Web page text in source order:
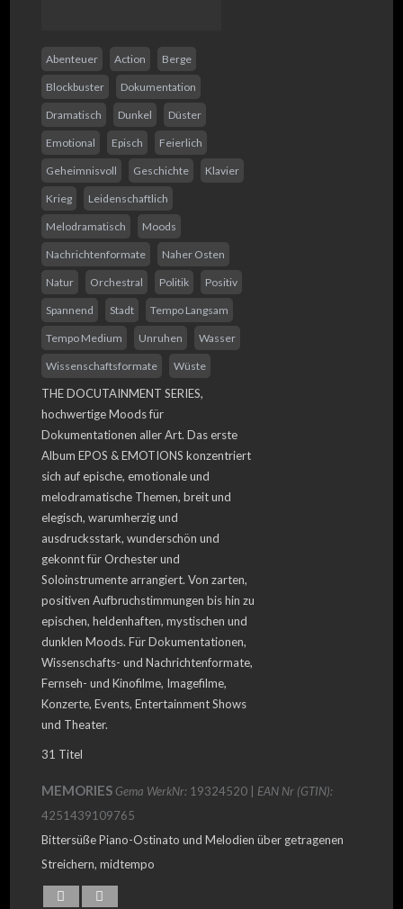
Abenteuer Action Berge
Blockbuster Dokumentation
Dramatisch Dunkel Düster
Emotional Episch Feierlich
Geheimnisvoll Geschichte Klavier
Krieg Leidenschaftlich
Melodramatisch Moods
Nachrichtenformate Naher Osten
Natur Orchestral Politik Positiv
Spannend Stadt Tempo Langsam
Tempo Medium Unruhen Wasser
Wissenschaftsformate Wüste
THE DOCUTAINMENT SERIES,
hochwertige Moods für
Dokumentationen aller Art. Das erste
Album EPOS & EMOTIONS konzentriert
sich auf epische, emotionale und
melodramatische Themen, breit und
elegisch, warumherzig und
ausdrucksstark, wunderschön und
gekonnt für Orchester und
Soloinstrumente arrangiert. Von zarten,
positiven Aufbruchstimmungen bis hin zu
epischen, heldenhaften, mystischen und
dunklen Moods. Für Dokumentationen,
Wissenschafts- und Nachrichtenformate,
Fernseh- und Kinofilme, Imagefilme,
Konzerte, Events, Entertainment Shows
und Theater.
31 Titel
MEMORIES Gema WerkNr: 19324520 | EAN Nr (GTIN):
4251439109765
Bittersüße Piano-Ostinato und Melodien über getragenen
Streichern, midtempo